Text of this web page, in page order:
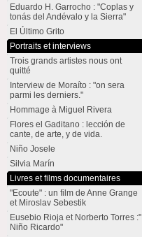
Eduardo H. Garrocho : "Coplas y
tonás del Andévalo y la Sierra"
El Último Grito
Portraits et interviews
Trois grands artistes nous ont
quitté
Interview de Moraíto : "on sera
parmi les derniers."
Hommage à Miguel Rivera
Flores el Gaditano : lección de
cante, de arte, y de vida.
Niño Josele
Silvia Marín
Livres et films documentaires
"Ecoute" : un film de Anne Grange
et Miroslav Sebestik
Eusebio Rioja et Norberto Torres :"
Niño Ricardo"